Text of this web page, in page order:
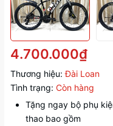
4.700.000₫
Thương hiệu: Đài Loan
Tình trạng: Còn hàng
Tặng ngay bộ phụ
thao bao gồm